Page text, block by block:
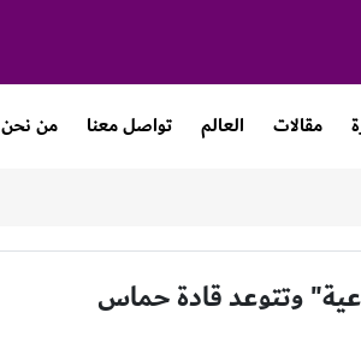
مقالات العالم تواصل معنا من نحن
وتتوعد قادة حماس